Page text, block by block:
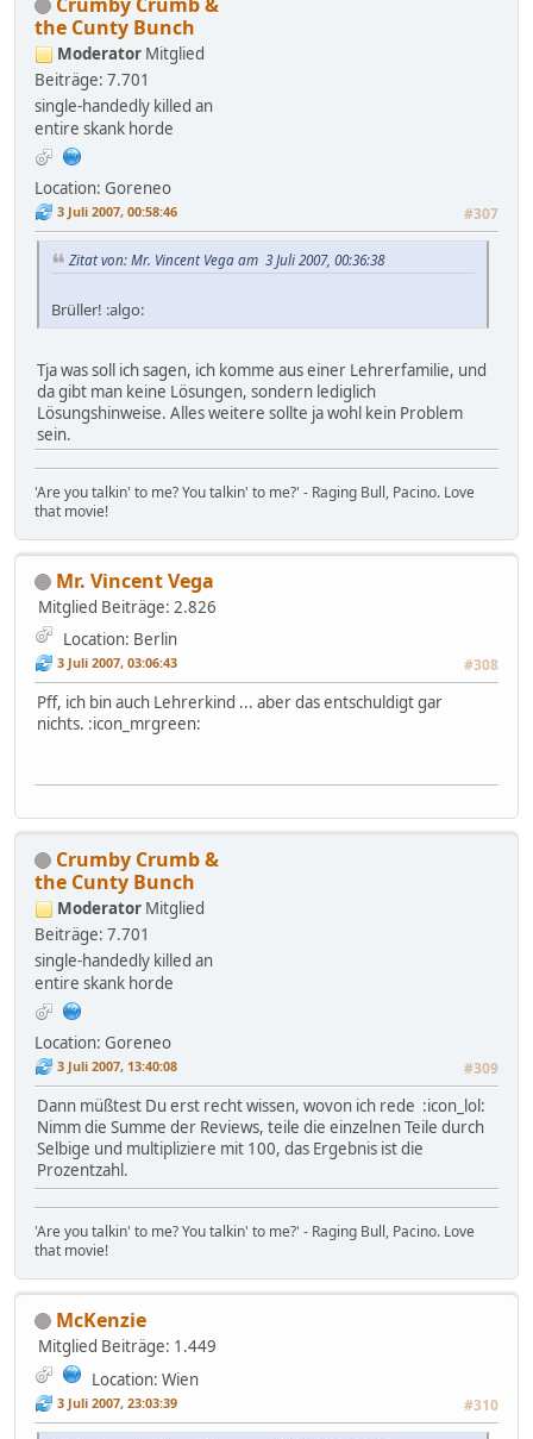
the Cunty Bunch
Moderator Mitglied
Beiträge: 7.701
single-handedly killed an
entire skank horde
Location: Goreneo
3 Juli 2007, 00:58:46 #307
Zitat von: Mr. Vincent Vega am 3 Juli 2007, 00:36:38
Brüller! :algo:
Tja was soll ich sagen, ich komme aus einer Lehrerfamilie, und
da gibt man keine Lösungen, sondern lediglich
Lösungshinweise. Alles weitere sollte ja wohl kein Problem
sein.
'Are you talkin' to me? You talkin' to me?' - Raging Bull, Pacino. Love
that movie!
Mr. Vincent Vega
Mitglied Beiträge: 2.826
Location: Berlin
3 Juli 2007, 03:06:43 #308
Pff, ich bin auch Lehrerkind ... aber das entschuldigt gar
nichts. :icon_mrgreen:
Crumby Crumb &
the Cunty Bunch
Moderator Mitglied
Beiträge: 7.701
single-handedly killed an
entire skank horde
Location: Goreneo
3 Juli 2007, 13:40:08 #309
Dann müßtest Du erst recht wissen, wovon ich rede :icon_lol:
Nimm die Summe der Reviews, teile die einzelnen Teile durch
Selbige und multipliziere mit 100, das Ergebnis ist die
Prozentzahl.
'Are you talkin' to me? You talkin' to me?' - Raging Bull, Pacino. Love
that movie!
McKenzie
Mitglied Beiträge: 1.449
Location: Wien
3 Juli 2007, 23:03:39 #310